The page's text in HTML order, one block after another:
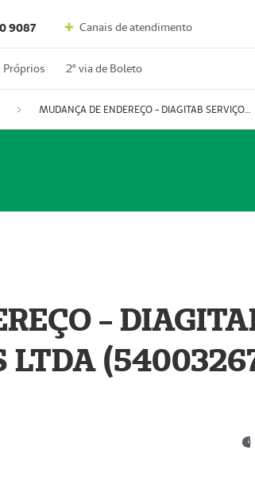
9087 Canais de atendimento
Próprios 2º via de Boleto
MUDANÇA DE ENDEREÇO - DIAGITAB SERVIÇOS MÉDICOS LTDA (54003267-5)
-
LTDA